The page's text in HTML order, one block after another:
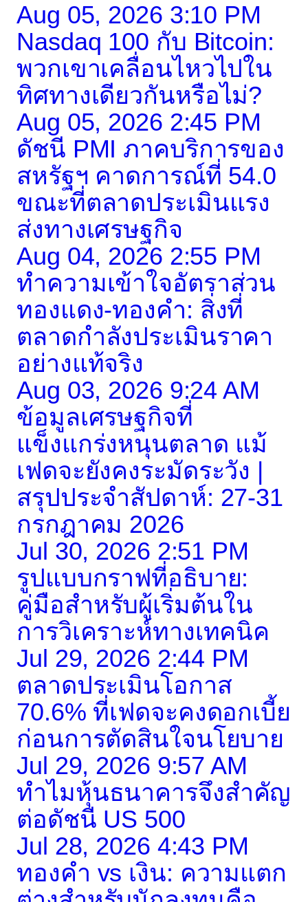
Aug 05, 2026 3:10 PM
Nasdaq 100 กับ Bitcoin:
พวกเขาเคลื่อนไหวไปใน
ทิศทางเดียวกันหรือไม่?
Aug 05, 2026 2:45 PM
ดัชนี PMI ภาคบริการของ
สหรัฐฯ คาดการณ์ที่ 54.0
ขณะที่ตลาดประเมินแรง
ส่งทางเศรษฐกิจ
Aug 04, 2026 2:55 PM
ทำความเข้าใจอัตราส่วน
ทองแดง-ทองคำ: สิ่งที่
ตลาดกำลังประเมินราคา
อย่างแท้จริง
Aug 03, 2026 9:24 AM
ข้อมูลเศรษฐกิจที่
แข็งแกร่งหนุนตลาด แม้
เฟดจะยังคงระมัดระวัง |
สรุปประจำสัปดาห์: 27-31
กรกฎาคม 2026
Jul 30, 2026 2:51 PM
รูปแบบกราฟที่อธิบาย:
คู่มือสำหรับผู้เริ่มต้นใน
การวิเคราะห์ทางเทคนิค
Jul 29, 2026 2:44 PM
ตลาดประเมินโอกาส
70.6% ที่เฟดจะคงดอกเบี้ย
ก่อนการตัดสินใจนโยบาย
Jul 29, 2026 9:57 AM
ทำไมหุ้นธนาคารจึงสำคัญ
ต่อดัชนี US 500
Jul 28, 2026 4:43 PM
ทองคำ vs เงิน: ความแตก